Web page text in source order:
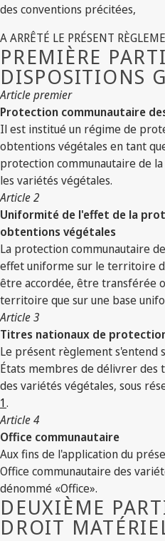
des conventions précitées,
A ARRÊTÉ LE PRÉSENT
PREMIÈRE
DISPOSITIONS
Article premier
Protection communautaire
Il est institué un régime de
obtentions végétales en tant
protection communautaire de
les variétés végétales.
Article 2
Uniformité de l'effet de la
obtentions végétales
La protection communautaire
effet uniforme sur le territoire
être accordée, être transférée
territoire que sur une base
Article 3
Titres nationaux de
Le présent règlement s'entend
États membres de délivrer
des variétés végétales, sous
1.
Article 4
Office communautaire
Aux fins de l'application du
Office communautaire des
dénommé «Office».
DEUXIÈME
DROIT